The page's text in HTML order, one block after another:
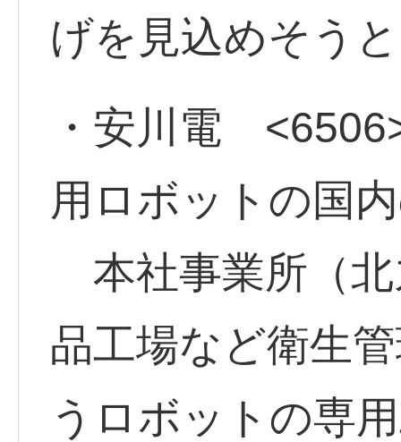
げを見込めそう
・安川電
用ロボットの国
本社事業所（北
品工場など衛生
うロボットの専